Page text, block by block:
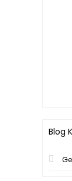
Blog